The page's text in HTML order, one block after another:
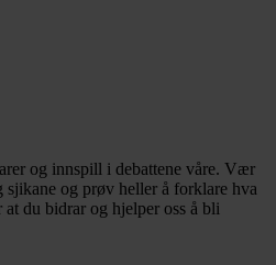
og innspill i debattene våre. Vær
sjikane og prøv heller å forklare hva
du bidrar og hjelper oss å bli